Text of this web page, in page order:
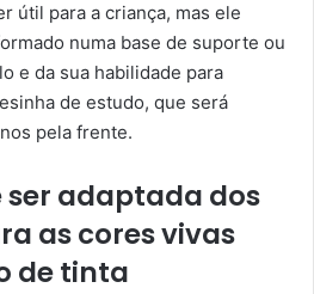
útil para a criança, mas ele
numa base de suporte ou
e da sua habilidade para
de estudo, que será
pela frente.
adaptada dos
as cores vivas
de tinta